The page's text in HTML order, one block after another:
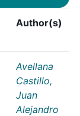
Author(s)
Avellana
Castillo,
Juan
Alejandro